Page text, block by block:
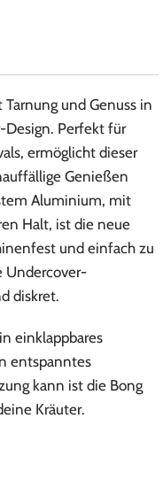
und Genuss in
Perfekt für
ermöglicht dieser
Genießen
Aluminium, mit
Halt, ist die neue
und einfach zu
Undercover-
diskret.
einklappbares
entspanntes
kann ist die Bong
Kräuter.